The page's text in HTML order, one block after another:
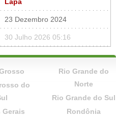
Lapa
23 Dezembro 2024
30 Julho 2026 05:16
do
Gerais
Rio Grande do
Norte
Rio Grande do Sul
Rondônia